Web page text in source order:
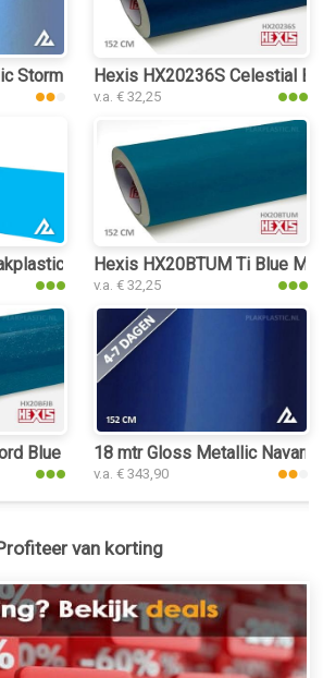
Storm Blue 3040 plakplastic
Hexis HX20236S Celestial
v.a. € 32,25
Hexis HX20BTUM Ti Blue
v.a. € 32,25
Blue Gloss plakplastic
18 mtr Gloss Metallic
v.a. € 343,90
van korting